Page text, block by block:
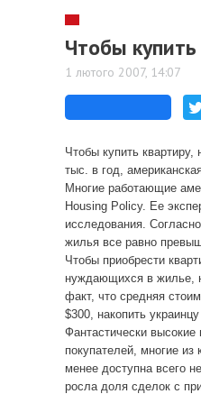
Чтобы
1 лютого 2007, 14:07
Чтобы купить
тыс. в год,
Многие работающие
Housing Policy. Ее
исследования.
жилья все равно
Чтобы приобрести
нуждающихся в жилье,
факт, что средняя
$300, накопить
Фантастически
покупателей, многие
менее доступна всего
росла доля сделок с